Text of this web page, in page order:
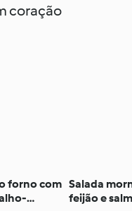
coração
forno com Salada
feijão e